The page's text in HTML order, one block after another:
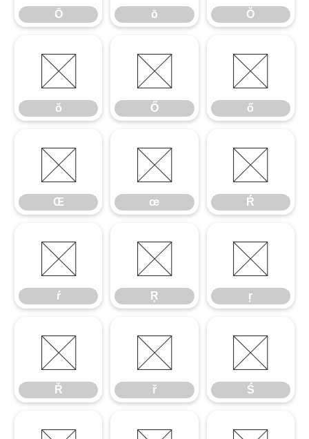
Ō ō Ŏ
ŏ
ŏ
Ő
Ő
ő
ő
Œ
Œ
œ
œ
Ŕ
Ŕ
ŕ
ŕ
Ŗ
Ŗ
ŗ
ŗ
Ř
Ř
ř
ř
Ś
Ś